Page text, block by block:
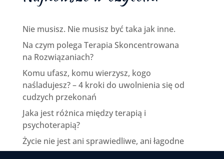
Nie musisz. Nie musisz być taka jak inne.
Na czym polega Terapia Skoncentrowana
na Rozwiązaniach?
Komu ufasz, komu wierzysz, kogo
naśladujesz? – 4 kroki do uwolnienia się od
cudzych przekonań
Jaka jest różnica między terapią i
psychoterapią?
Życie nie jest ani sprawiedliwe, ani łagodne